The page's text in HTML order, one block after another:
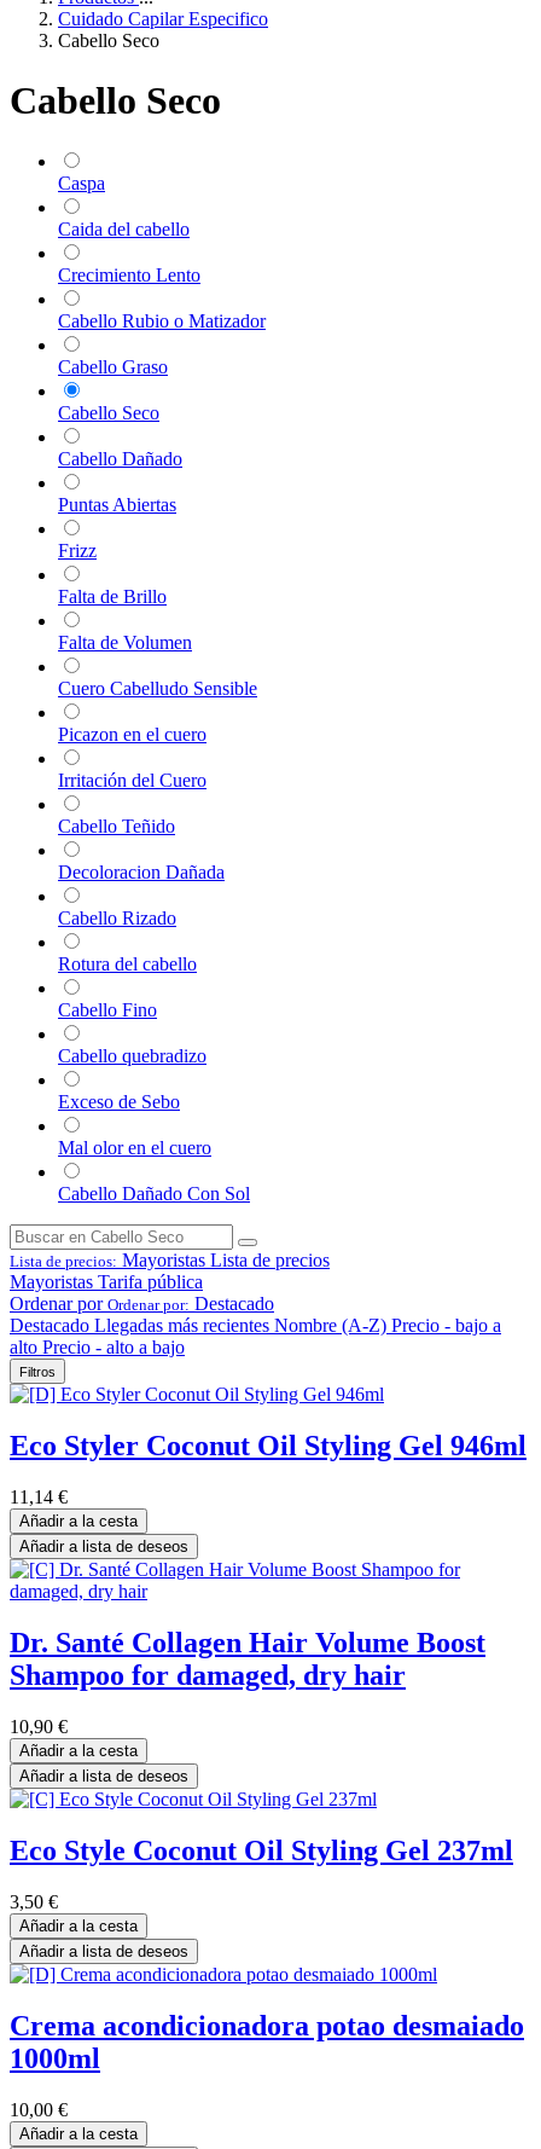
Cuidado Capilar Especifico
Cabello Seco
Cabello Seco
Caspa
Caida del cabello
Crecimiento Lento
Cabello Rubio o Matizador
Cabello Graso
Cabello Seco
Cabello Dañado
Puntas Abiertas
Frizz
Falta de Brillo
Falta de Volumen
Cuero Cabelludo Sensible
Picazon en el cuero
Irritación del Cuero
Cabello Teñido
Decoloracion Dañada
Cabello Rizado
Rotura del cabello
Cabello Fino
Cabello quebradizo
Exceso de Sebo
Mal olor en el cuero
Cabello Dañado Con Sol
Lista de precios: Mayoristas Lista de precios
Mayoristas Tarifa pública
Ordenar por Ordenar por: Destacado
Destacado Llegadas más recientes Nombre (A-Z) Precio - bajo a
alto Precio - alto a bajo
Filtros
Eco Styler Coconut Oil Styling Gel 946ml
11,14 €
Añadir a la cesta
Añadir a lista de deseos
Dr. Santé Collagen Hair Volume Boost
Shampoo for damaged, dry hair
10,90 €
Añadir a la cesta
Añadir a lista de deseos
Eco Style Coconut Oil Styling Gel 237ml
3,50 €
Añadir a la cesta
Añadir a lista de deseos
Crema acondicionadora potao desmaiado
1000ml
10,00 €
Añadir a la cesta